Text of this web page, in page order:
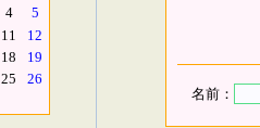
4
5
11
12
18
19
25
26
名前：